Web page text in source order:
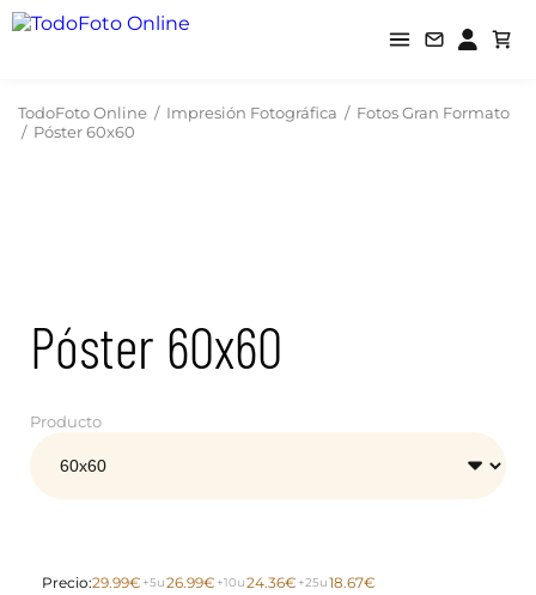
TodoFoto Online / Impresión Fotográfica / Fotos Gran Formato
/ Póster 60x60
Póster 60x60
Producto
Precio:29.99€ +5u26.99€ +10u24.36€ +25u18.67€